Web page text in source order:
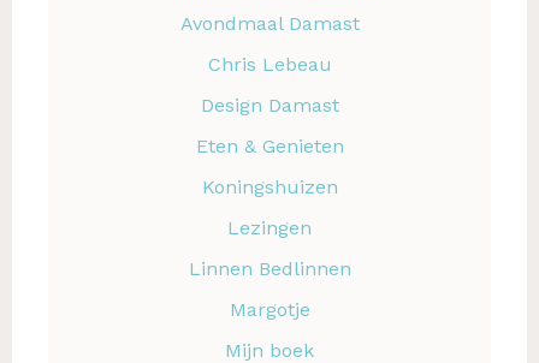
Avondmaal Damast
Chris Lebeau
Design Damast
Eten & Genieten
Koningshuizen
Lezingen
Linnen Bedlinnen
Margotje
Mijn boek